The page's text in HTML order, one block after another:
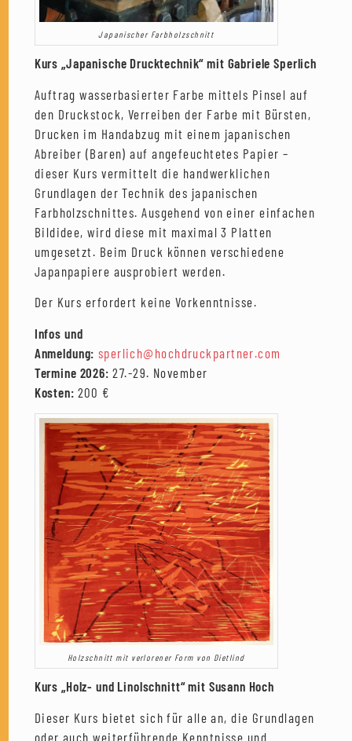
Japanischer Farbholzschnitt
Kurs „Japanische Drucktechnik“ mit Gabriele Sperlich
Auftrag wasserbasierter Farbe mittels Pinsel auf
den Druckstock, Verreiben der Farbe mit Bürsten,
Drucken im Handabzug mit einem japanischen
Abreiber (Baren) auf angefeuchtetes Papier –
dieser Kurs vermittelt die handwerklichen
Grundlagen der Technik des japanischen
Farbholzschnittes. Ausgehend von einer einfachen
Bildidee, wird diese mit maximal 3 Platten
umgesetzt. Beim Druck können verschiedene
Japanpapiere ausprobiert werden.
Der Kurs erfordert keine Vorkenntnisse.
Infos und
Anmeldung: sperlich@hochdruckpartner.com
Termine 2026: 27.-29. November
Kosten: 200 €
Holzschnitt mit verlorener Form von Dietlind
Kurs „Holz- und Linolschnitt“ mit Susann Hoch
Dieser Kurs bietet sich für alle an, die Grundlagen
oder auch weiterführende Kenntnisse und